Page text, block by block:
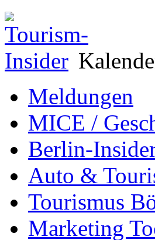
Meldungen
MICE /
Berlin-
Auto &
Tourismus
Marketing